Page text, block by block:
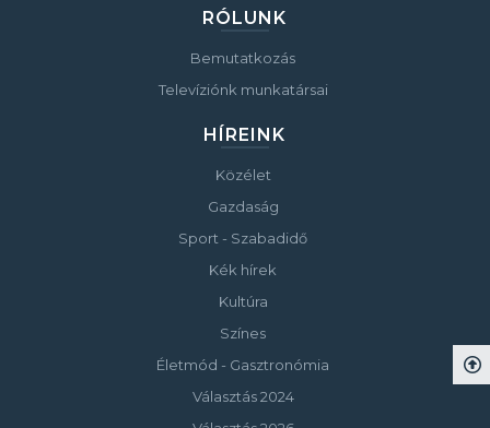
RÓLUNK
Bemutatkozás
Televíziónk munkatársai
HÍREINK
Közélet
Gazdaság
Sport - Szabadidő
Kék hírek
Kultúra
Színes
Életmód - Gasztronómia
Választás 2024